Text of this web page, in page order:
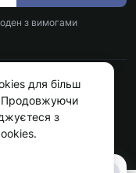
з вимогами
для більш
Продовжуючи
з